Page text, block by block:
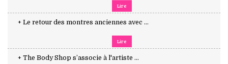
Lire
+ Le retour des montres anciennes avec ...
Lire
+ The Body Shop s’associe à l'artiste ...